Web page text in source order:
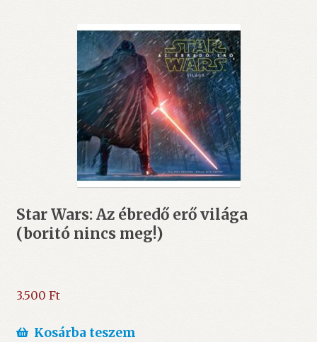
Star Wars: Az ébredő erő világa
(boritó nincs meg!)
3.500 Ft
Kosárba teszem